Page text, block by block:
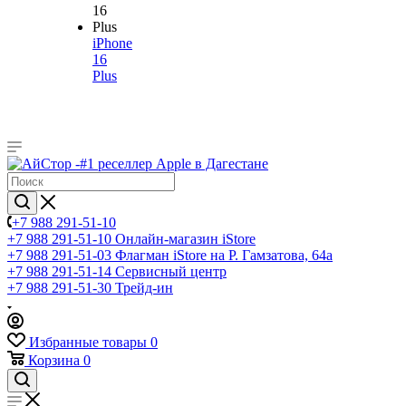
iPhone
16
Plus
+7 988 291-51-10
+7 988 291-51-10 Онлайн-магазин iStore
+7 988 291-51-03 Флагман iStore на Р. Гамзатова, 64а
+7 988 291-51-14 Сервисный центр
+7 988 291-51-30 Трейд-ин
Избранные товары 0
Корзина 0